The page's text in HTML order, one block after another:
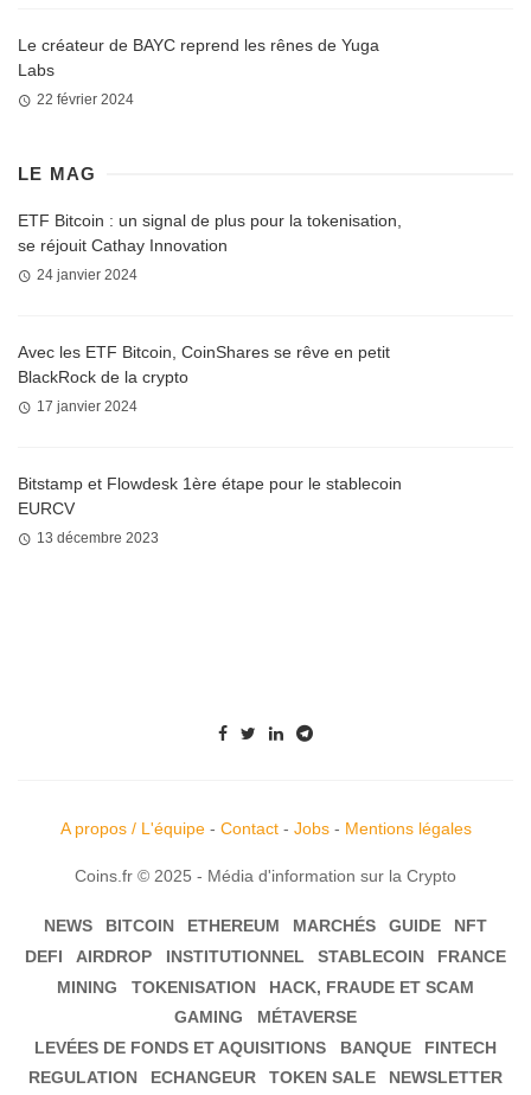
Le créateur de BAYC reprend les rênes de Yuga
Labs
22 février 2024
LE MAG
ETF Bitcoin : un signal de plus pour la tokenisation,
se réjouit Cathay Innovation
24 janvier 2024
Avec les ETF Bitcoin, CoinShares se rêve en petit
BlackRock de la crypto
17 janvier 2024
Bitstamp et Flowdesk 1ère étape pour le stablecoin
EURCV
13 décembre 2023
A propos / L'équipe- Contact- Jobs- Mentions légales
Coins.fr © 2025 - Média d'information sur la Crypto
NEWS BITCOIN ETHEREUM MARCHÉS GUIDE
NFT
DEFI
AIRDROP INSTITUTIONNEL STABLECOIN
FRANCE
MINING
TOKENISATION
HACK, FRAUDE ET SCAM
GAMING
MÉTAVERSE
LEVÉES DE FONDS ET AQUISITIONS
BANQUE
FINTECH
REGULATION
ECHANGEUR TOKEN SALE NEWSLETTER